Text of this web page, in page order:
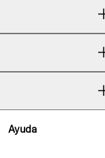
Ayuda